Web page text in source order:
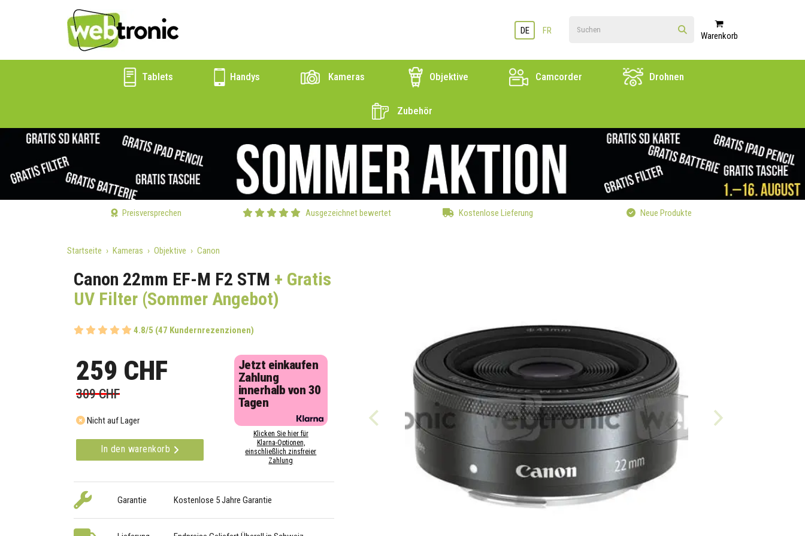
DE FR Warenkorb
Tablets Handys Kameras Objektive Camcorder Drohnen
Zubehör
Preisversprechen Ausgezeichnet bewertet Kostenlose Lieferung Neue Produkte
Startseite Kameras Objektive Canon
Canon 22mm EF-M F2 STM + Gratis
UV Filter (Sommer Angebot)
4.8/5 (47 Kundernrezenzionen)
259 CHF
309 CHF
Nicht auf Lager
In den warenkorb
Jetzt einkaufen
Zahlung
innerhalb von 30
Tagen
Klicken Sie hier für
Klarna-Optionen,
einschließlich zinsfreier
Zahlung
Garantie Kostenlose 5 Jahre Garantie